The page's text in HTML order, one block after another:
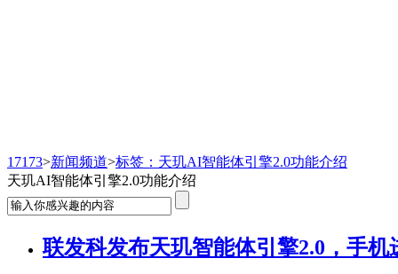
17173>新闻频道>标签：天玑AI智能体引擎2.0功能介绍
天玑AI智能体引擎2.0功能介绍
联发科发布天玑智能体引擎2.0，手